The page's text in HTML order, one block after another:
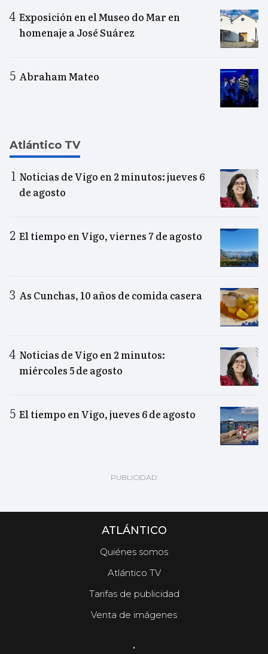
Exposición en el Museo do Mar en
homenaje a José Suárez
Abraham Mateo
Atlántico TV
Noticias de Vigo en 2 minutos: jueves 6
de agosto
El tiempo en Vigo, viernes 7 de agosto
As Cunchas, 10 años de comida casera
Noticias de Vigo en 2 minutos:
miércoles 5 de agosto
El tiempo en Vigo, jueves 6 de agosto
ATLÁNTICO
Quiénes somos
Atlántico TV
Tarifas de publicidad
Venta de imágenes
.